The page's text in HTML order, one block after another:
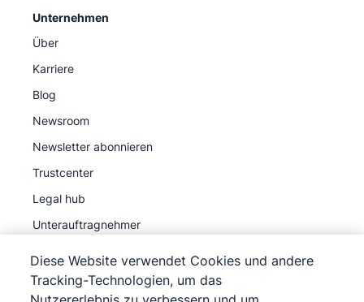
Unternehmen
Über
Karriere
Blog
Newsroom
Newsletter abonnieren
Trustcenter
Legal hub
Unterauftragnehmer
Diese Website verwendet Cookies und andere
Tracking-Technologien, um das